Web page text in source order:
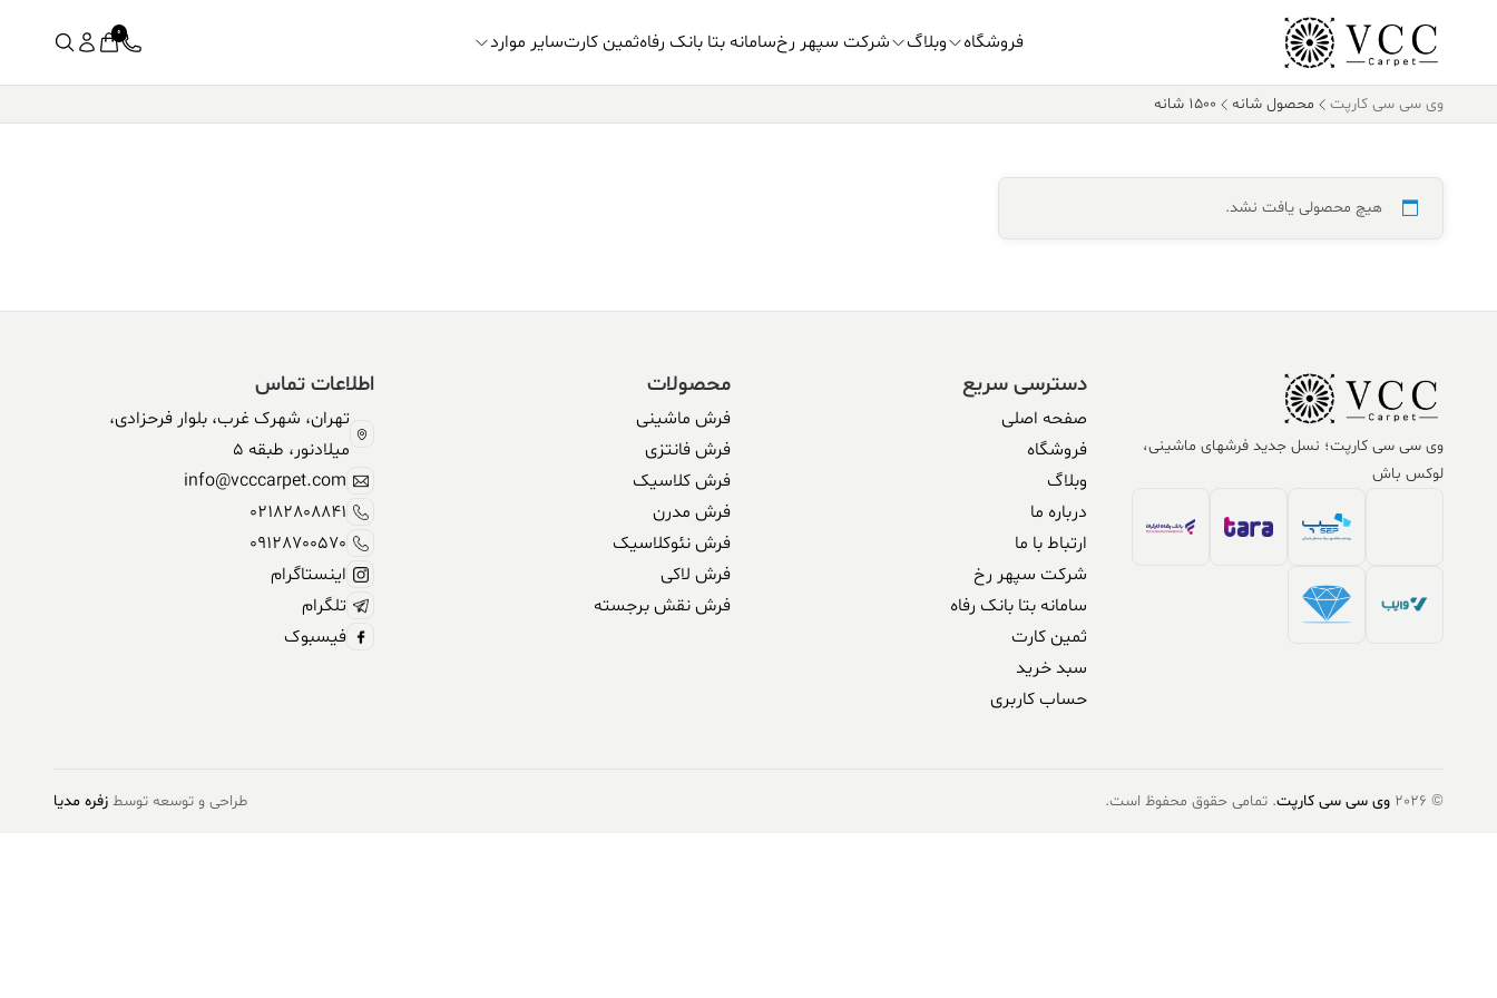
فروشگاه وبلاگ شرکت سپهر رخسامانه بتا بانک رفاهثمین کارتسایر موارد 0
وی سی سی کارپت محصول شانه ۱۵۰۰ شانه
هیچ محصولی یافت نشد.
وی سی سی کارپت؛ نسل جدید فرشهای ماشینی،
لوکس باش
دسترسی سریع
صفحه اصلی
فروشگاه
وبلاگ
درباره ما
ارتباط با ما
شرکت سپهر رخ
سامانه بتا بانک رفاه
ثمین کارت
سبد خرید
حساب کاربری
محصولات
فرش ماشینی
فرش فانتزی
فرش کلاسیک
فرش مدرن
فرش نئوکلاسیک
فرش لاکی
فرش نقش برجسته
اطلاعات تماس
تهران، شهرک غرب، بلوار فرحزادی،
میلادنور، طبقه 5
info@vcccarpet.com
02182808841
09128700570
اینستاگرام
تلگرام
فیسبوک
© 2026 وی سی سی کارپت. تمامی حقوق محفوظ است. طراحی و توسعه توسط زفره مدیا